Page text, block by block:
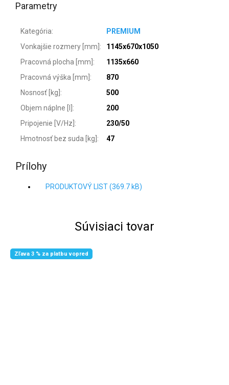
Parametry
Kategória:
PREMIUM
Vonkajšie rozmery [mm] :
1145x670x1050
Pracovná plocha [mm] :
1135x660
Pracovná výška [mm] :
870
Nosnosť [kg] :
500
Objem náplne [l] :
200
Pripojenie [V/Hz] :
230/50
Hmotnosť bez suda [kg] : 47
Prílohy
PRODUKTOVÝ LIST (369.7 kB)
Súvisiaci tovar
Zľava 3 % za platbu vopred